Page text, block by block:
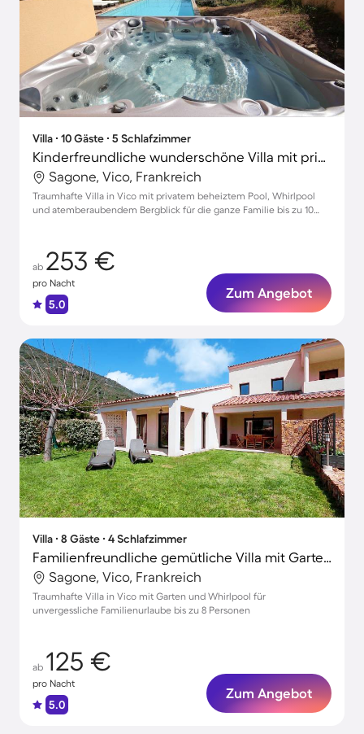
Villa ∙ 10 Gäste ∙ 5 Schlafzimmer
Kinderfreundliche wunderschöne Villa mit privatem Pool, Garten und Terrasse | Bergblick | Perfekt für die Arbeit von Zuhause
Sagone, Vico, Frankreich
Traumhafte Villa in Vico mit privatem beheiztem Pool, Whirlpool
und atemberaubendem Bergblick für die ganze Familie bis zu 10
ab 253 €
pro Nacht
5.0
Zum Angebot
Villa ∙ 8 Gäste ∙ 4 Schlafzimmer
Familienfreundliche gemütliche Villa mit Garten, Grill und Terrasse
Sagone, Vico, Frankreich
Traumhafte Villa in Vico mit Garten und Whirlpool für
unvergessliche Familienurlaube bis zu 8 Personen
ab 125 €
pro Nacht
5.0
Zum Angebot